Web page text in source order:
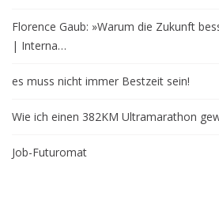
Florence Gaub: »Warum die Zukunft
| Interna…
es muss nicht immer Bestzeit sein!
Wie ich einen 382KM Ultramarathon
Job-Futuromat